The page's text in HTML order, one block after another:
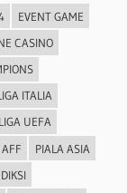
EVENT GAME
CASINO
ITALIA
LIGA UEFA
PIALA ASIA